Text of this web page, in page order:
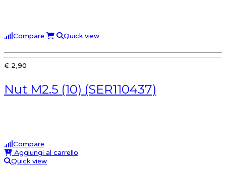
Compare Quick view
€ 2,90
Nut M2.5 (10) (SER110437)
Compare
Aggiungi al carrello
Quick view